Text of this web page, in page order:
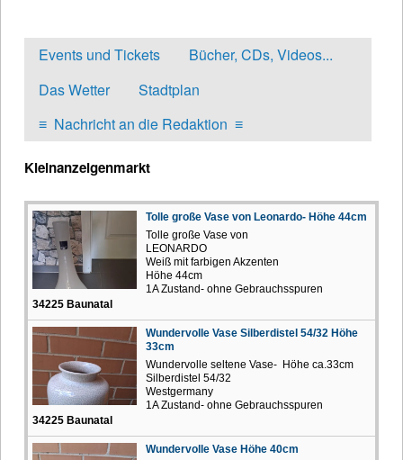
Events und Tickets
Bücher, CDs, Videos...
Das Wetter
Stadtplan
≡ Nachricht an die Redaktion ≡
Kleinanzeigenmarkt
Tolle große Vase von Leonardo- Höhe 44cm
Tolle große Vase von
LEONARDO
Weiß mit farbigen Akzenten
Höhe 44cm
1A Zustand- ohne Gebrauchsspuren
34225 Baunatal
Wundervolle Vase Silberdistel 54/32 Höhe
33cm
Wundervolle seltene Vase- Höhe ca.33cm
Silberdistel 54/32
Westgermany
1A Zustand- ohne Gebrauchsspuren
34225 Baunatal
Wundervolle Vase Höhe 40cm